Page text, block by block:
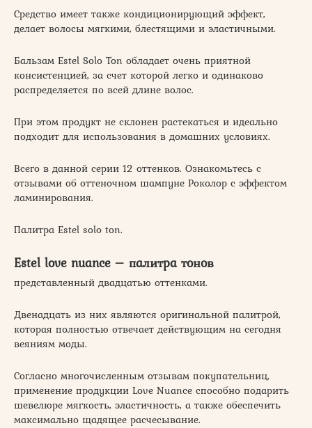
Средство имеет также кондиционирующий эффект,
делает волосы мягкими, блестящими и эластичными.
Бальзам Estel Solo Ton обладает очень приятной
консистенцией, за счет которой легко и одинаково
распределяется по всей длине волос.
При этом продукт не склонен растекаться и идеально
подходит для использования в домашних условиях.
Всего в данной серии 12 оттенков. Ознакомьтесь с
отзывами об оттеночном шампуне Роколор с эффектом
ламинирования.
Палитра Estel solo ton.
Estel love nuance – палитра тонов
представленный двадцатью оттенками.
Двенадцать из них являются оригинальной палитрой,
которая полностью отвечает действующим на сегодня
веяниям моды.
Согласно многочисленным отзывам покупательниц,
применение продукции Love Nuance способно подарить
шевелюре мягкость, эластичность, а также обеспечить
максимально щадящее расчесывание.